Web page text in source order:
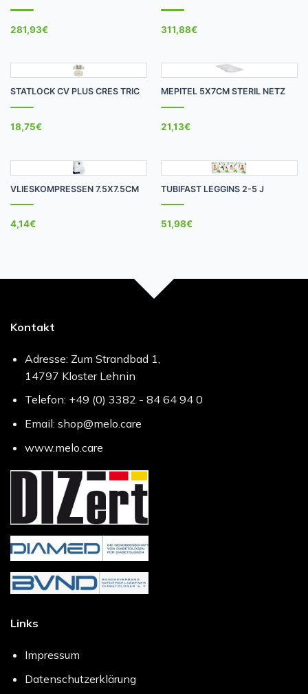
281,93€ 311,88€
STATLOCK CV PLUS CRES TRIC
18,75€
MEPITEL 5X7CM STERIL NETZ
21,13€
VLIESKOMPRESSEN 7.5X7.5CM
4,14€
TUBIFAST LEGGINS 2-5 J
51,98€
Kontakt
Adresse: Zum Strandbad 1,
14797 Kloster Lehnin
Telefon: +49 (0) 3382 - 84 64 94 0
Email: shop@melo.care
www.melo.care
Links
Impressum
Datenschutzerklärung